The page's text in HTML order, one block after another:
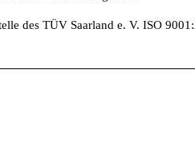
des TÜV Saarland e. V. ISO